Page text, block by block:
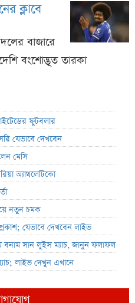
ক্লাবে
বাজারে
বংশোদ্ভূত তারকা
ফুটবলার
যেভাবে দেখবেন
মেসি
অ্যাথলেটিকো
নতুন চমক
যেভাবে দেখবেন লাইভ
বনাম সান লুইস ম্যাচ, জানুন ফলাফল
লাইভ দেখুন এখানে